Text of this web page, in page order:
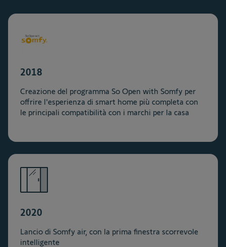
2018
Creazione del programma So Open with Somfy per
offrire l'esperienza di smart home più completa con
le principali compatibilità con i marchi per la casa
2020
Lancio di Somfy air, con la prima finestra scorrevole
intelligente